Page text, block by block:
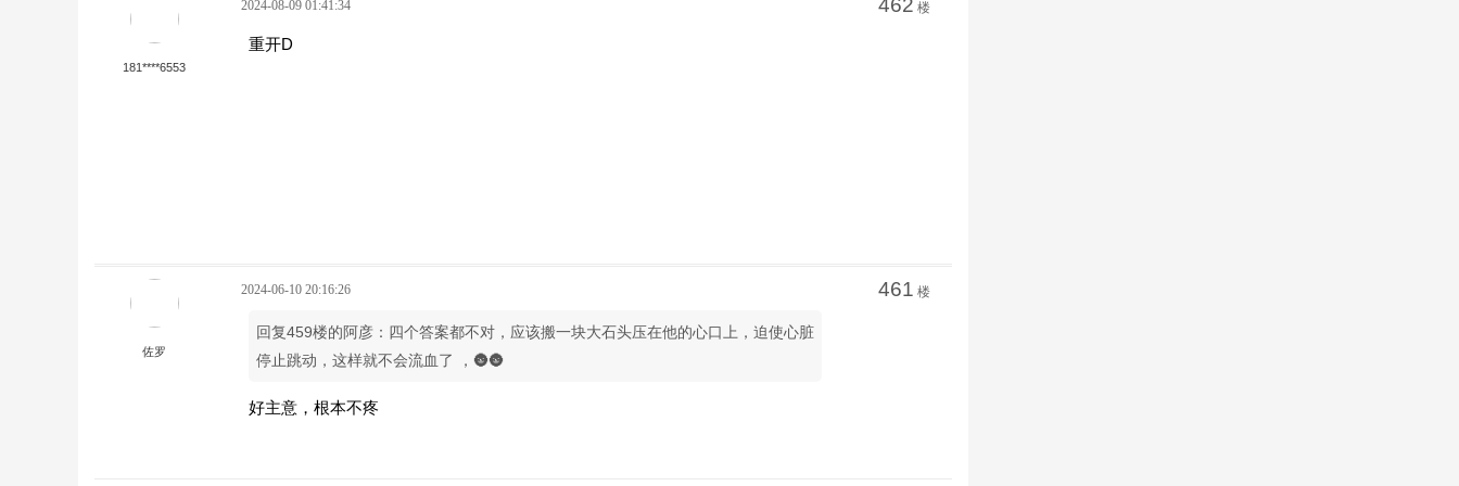
181****6553
2024-08-09 01:41:34 462 楼
重开D
佐罗
2024-06-10 20:16:26 461 楼
回复459楼的阿彦：四个答案都不对，应该搬一块大石头压在他的心口上，迫使心脏
停止跳动，这样就不会流血了 ，🌚🌚
好主意，根本不疼